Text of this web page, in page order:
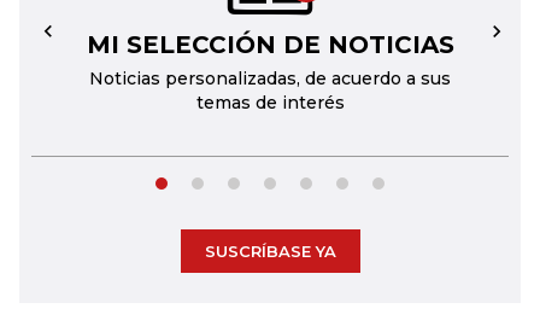
MI SELECCIÓN DE NOTICIAS
Noticias personalizadas, de acuerdo a sus
temas de interés
← →
SUSCRÍBASE YA